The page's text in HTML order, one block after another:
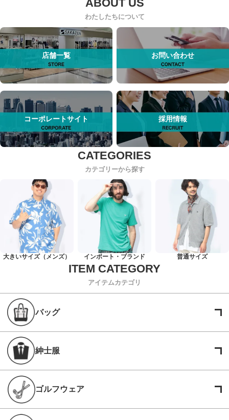
わたしたちについて
店舗一覧 お問い合わせ
コーポレートサイト 採用情報
カテゴリーから探す
大きいサイズ（メンズ） インポート・ブランド 普通サイズ
アイテムカテゴリ
バッグ
紳士服
ゴルフウェア